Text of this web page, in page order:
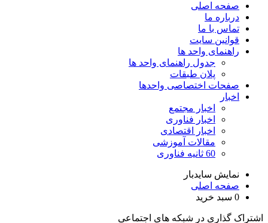
صفحه اصلی
درباره ما
تماس با ما
قوانین سایت
راهنمای واحد ها
جدول راهنمای واحد ها
پلان طبقات
صفحات اختصاصی واحدها
اخبار
اخبار مجتمع
اخبار فناوری
اخبار اقتصادی
مقالات آموزشی
60 ثانیه فناوری
نمایش سایدبار
صفحه اصلی
0 سبد خرید
اشتراک گذاری در شبکه های اجتماعی